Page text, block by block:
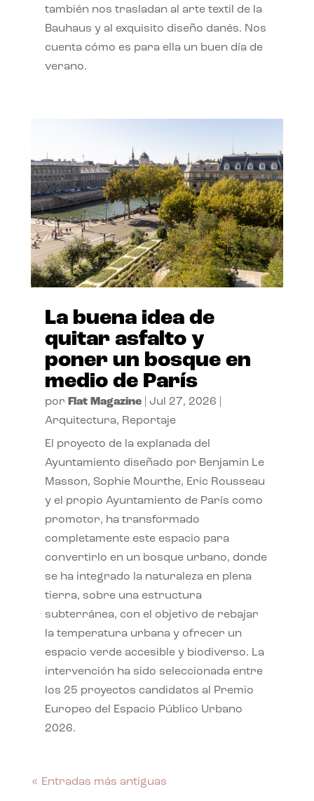
también nos trasladan al arte textil de la
Bauhaus y al exquisito diseño danés. Nos
cuenta cómo es para ella un buen día de
verano.
La buena idea de
quitar asfalto y
poner un bosque en
medio de París
por Flat Magazine| Jul 27, 2026
Arquitectura, Reportaje
El proyecto de la explanada del
Ayuntamiento diseñado por Benjamin Le
Masson, Sophie Mourthe, Eric Rousseau
y el propio Ayuntamiento de París como
promotor, ha transformado
completamente este espacio para
convertirlo en un bosque urbano, donde
se ha integrado la naturaleza en plena
tierra, sobre una estructura
subterránea, con el objetivo de rebajar
la temperatura urbana y ofrecer un
espacio verde accesible y biodiverso. La
intervención ha sido seleccionada entre
los 25 proyectos candidatos al Premio
Europeo del Espacio Público Urbano
2026.
« Entradas más antiguas